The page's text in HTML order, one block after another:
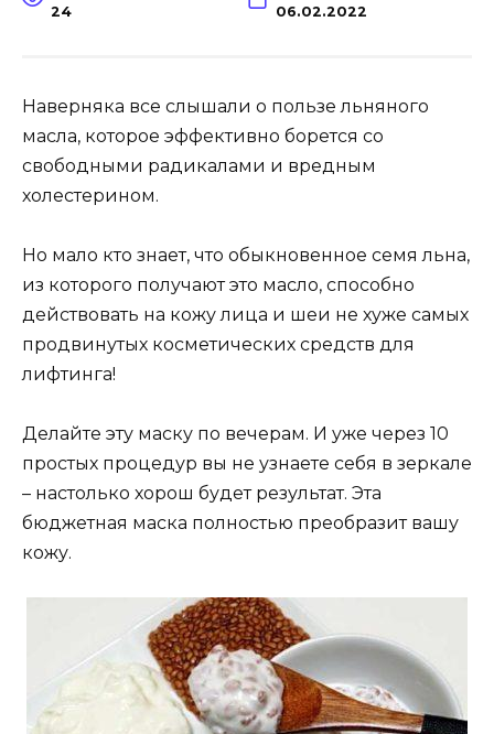
24 06.02.2022
Наверняка все слышали о пользе льняного
масла, которое эффективно борется со
свободными радикалами и вредным
холестерином.
Но мало кто знает, что обыкновенное семя льна,
из которого получают это масло, способно
действовать на кожу лица и шеи не хуже самых
продвинутых косметических средств для
лифтинга!
Делайте эту маску по вечерам. И уже через 10
простых процедур вы не узнаете себя в зеркале
– настолько хорош будет результат. Эта
бюджетная маска полностью преобразит вашу
кожу.